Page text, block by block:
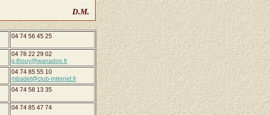
D.M.
04 74 56 45 25
04 78 22 29 02
g.thouy@wanadoo.fr
04 74 85 55 10
mbadet@club-internet.fr
04 74 58 13 35
04 74 85 47 74